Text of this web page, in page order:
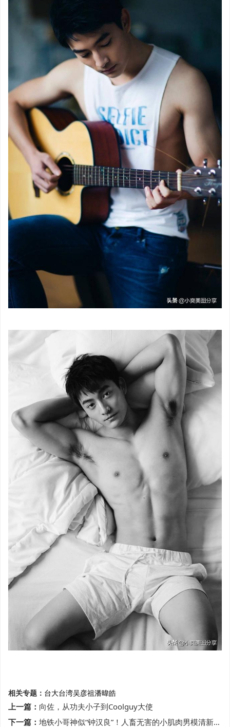
相关专题： 台大台湾吴彦祖潘暐皓
上一篇： 向佐，从功夫小子到Coolguy大使
下一篇： 地铁小哥神似“钟汉良”！人畜无害的小肌肉男模清新又舒服！